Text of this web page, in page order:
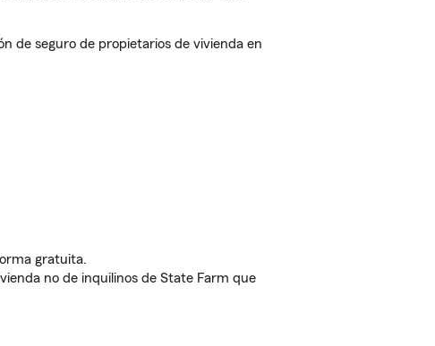
de seguro de propietarios de vivienda en
gratuita.
no de inquilinos de State Farm que